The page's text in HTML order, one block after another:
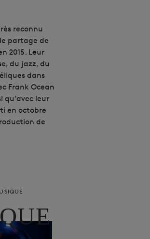
reconnu
partage de
2015. Leur
du jazz, du
dans
Frank Ocean
qu’avec leur
en octobre
de